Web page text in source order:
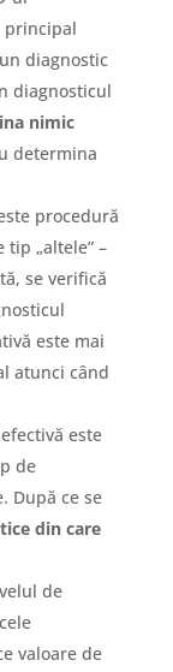
principal
diagnostic
diagnosticul
nimic
determina
procedură
„altele” –
se verifică
este mai
atunci când
este
de
După ce se
din care
de
valoare de